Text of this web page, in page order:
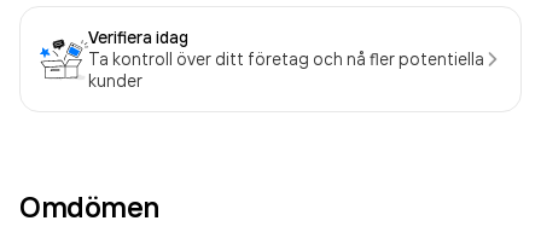
Verifiera idag
Ta kontroll över ditt företag och nå fler potentiella
kunder
Omdömen